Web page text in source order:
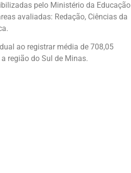
pelo Ministério da Educação
avaliadas: Redação, Ciências da
ao registrar média de 708,05
região do Sul de Minas.